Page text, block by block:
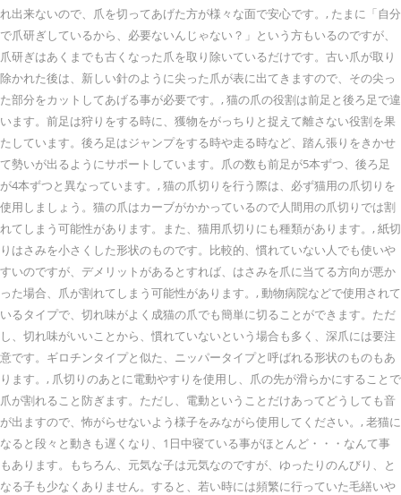
れ出来ないので、爪を切ってあげた方が様々な面で安心です。, たまに「自分
で爪研ぎしているから、必要ないんじゃない？」という方もいるのですが、
爪研ぎはあくまでも古くなった爪を取り除いているだけです。古い爪が取り
除かれた後は、新しい針のように尖った爪が表に出てきますので、その尖っ
た部分をカットしてあげる事が必要です。, 猫の爪の役割は前足と後ろ足で違
います。前足は狩りをする時に、獲物をがっちりと捉えて離さない役割を果
たしています。後ろ足はジャンプをする時や走る時など、踏ん張りをきかせ
て勢いが出るようにサポートしています。爪の数も前足が5本ずつ、後ろ足
が4本ずつと異なっています。, 猫の爪切りを行う際は、必ず猫用の爪切りを
使用しましょう。猫の爪はカーブがかかっているので人間用の爪切りでは割
れてしまう可能性があります。また、猫用爪切りにも種類があります。, 紙切
りはさみを小さくした形状のものです。比較的、慣れていない人でも使いや
すいのですが、デメリットがあるとすれば、はさみを爪に当てる方向が悪か
った場合、爪が割れてしまう可能性があります。, 動物病院などで使用されて
いるタイプで、切れ味がよく成猫の爪でも簡単に切ることができます。ただ
し、切れ味がいいことから、慣れていないという場合も多く、深爪には要注
意です。ギロチンタイプと似た、ニッパータイプと呼ばれる形状のものもあ
ります。, 爪切りのあとに電動やすりを使用し、爪の先が滑らかにすることで
爪が割れること防ぎます。ただし、電動ということだけあってどうしても音
が出ますので、怖がらせないよう様子をみながら使用してください。, 老猫に
なると段々と動きも遅くなり、1日中寝ている事がほとんど・・・なんて事
もあります。もちろん、元気な子は元気なのですが、ゆったりのんびり、と
なる子も少なくありません。すると、若い時には頻繁に行っていた毛繕いや